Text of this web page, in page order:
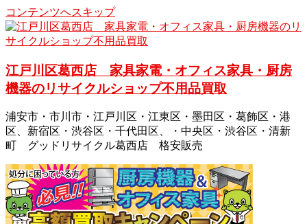
コンテンツへスキップ
江戸川区葛西店 家具家電・オフィス家具・厨房
機器のリサイクルショップ不用品買取
浦安市・市川市・江戸川区・江東区・墨田区・葛飾区・港
区、新宿区・渋谷区・千代田区、・中央区・渋谷区・清新
町 グッドリサイクル葛西店 格安販売